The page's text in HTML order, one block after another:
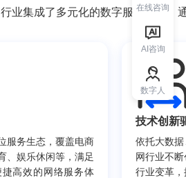
服务生态，覆盖电商
、娱乐休闲等，满足
高效的网络服务体
技术创新
依托大数
网行业不
行业变革
在线咨询
AI咨询
数字人